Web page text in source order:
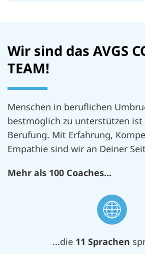
Wir sind das AVGS
TEAM!
Menschen in beruflichen
bestmöglich zu unterstützen ist
Berufung. Mit Erfahrung,
Empathie sind wir an Deiner
Mehr als 100 Coaches...
...die 11 Sprachen